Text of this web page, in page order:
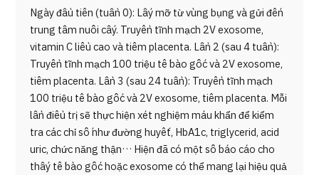
Ngày đầu tiên (tuần 0): Lấy mỡ từ vùng bụng và gửi đến
trung tâm nuôi cấy. Truyền tĩnh mạch 2V exosome,
vitamin C liều cao và tiêm placenta. Lần 2 (sau 4 tuần):
Truyền tĩnh mạch 100 triệu tế bào gốc và 2V exosome,
tiêm placenta. Lần 3 (sau 24 tuần): Truyền tĩnh mạch
100 triệu tế bào gốc và 2V exosome, tiêm placenta. Mỗi
lần điều trị sẽ thực hiện xét nghiệm máu khẩn để kiểm
tra các chỉ số như đường huyết, HbA1c, triglycerid, acid
uric, chức năng thận… Hiện đã có một số báo cáo cho
thấy tế bào gốc hoặc exosome có thể mang lại hiệu quả